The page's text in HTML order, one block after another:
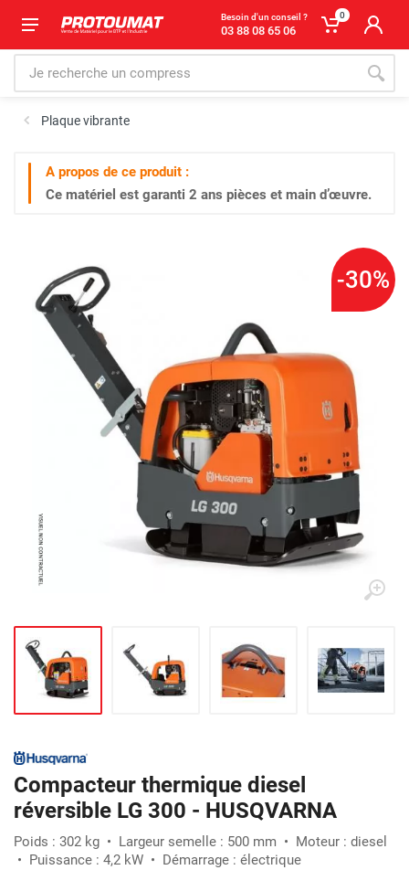
Besoin d'un conseil ?
03 88 08 65 06
0
Plaque vibrante
A propos de ce produit :
Ce matériel est garanti 2 ans pièces et main d’œuvre.
-30%
Compacteur thermique diesel
réversible LG 300 - HUSQVARNA
Poids : 302 kg • Largeur semelle : 500 mm • Moteur : diesel
• Puissance : 4,2 kW • Démarrage : électrique